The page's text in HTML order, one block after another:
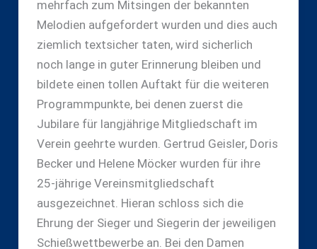
mehrfach zum Mitsingen der bekannten
Melodien aufgefordert wurden und dies auch
ziemlich textsicher taten, wird sicherlich
noch lange in guter Erinnerung bleiben und
bildete einen tollen Auftakt für die weiteren
Programmpunkte, bei denen zuerst die
Jubilare für langjährige Mitgliedschaft im
Verein geehrte wurden. Gertrud Geisler, Doris
Becker und Helene Möcker wurden für ihre
25-jährige Vereinsmitgliedschaft
ausgezeichnet. Hieran schloss sich die
Ehrung der Sieger und Siegerin der jeweiligen
Schießwettbewerbe an. Bei den Damen